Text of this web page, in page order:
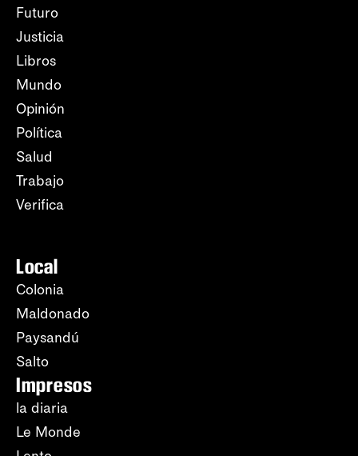
Futuro
Justicia
Libros
Mundo
Opinión
Política
Salud
Trabajo
Verifica
Local
Colonia
Maldonado
Paysandú
Salto
Impresos
la diaria
Le Monde